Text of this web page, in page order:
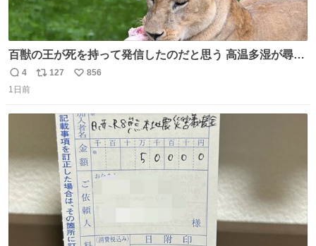
百獣の王が死を持って発信したのだと思う 高温多湿が尋常
でない日本の夏 どうか早急に飼育の環境を見直して 動物の
命を護ってください…と 治療中のライオンが助かりますよ
動物公園にて 残念ながら個体の識別は出来ません
返
信
4
リ
127
い
数
856
1日前